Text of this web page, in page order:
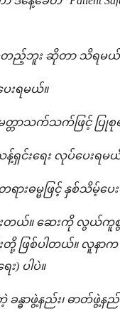
ည့်ဘူး ဆိုတာ သိရမယ်
းရမယ်။
မေတ္တာသက်သက်ဖြင့် ပြု
င်းရေး လုပ်ပေးရမ
ားဓမ္မဖြင့် နှစ်သိမ့်ပေ
းတယ်။ ဆေးကို လွယ်ကူစွ
င်းတို့ ဖြစ်ပါတယ်။ လူနာ
း) ပါပဲ။
ခန္ဓာဖွဲ့နည်း၊ ဓာတ်ဖွဲ့